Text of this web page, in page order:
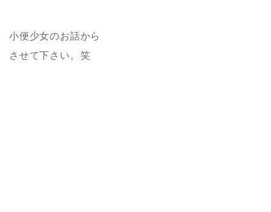
小便少女のお話から
させて下さい。笑